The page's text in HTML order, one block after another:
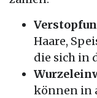
Haare,
die sich in
können in